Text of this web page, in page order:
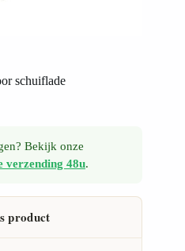
schuiflade
Bekijk onze
verzending 48u.
product